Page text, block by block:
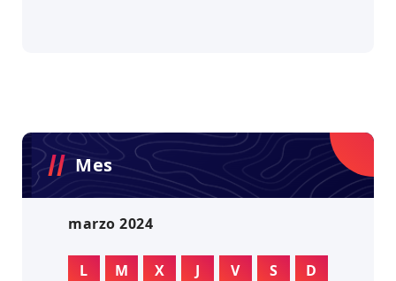
Mes
marzo 2024
L M X J V S D